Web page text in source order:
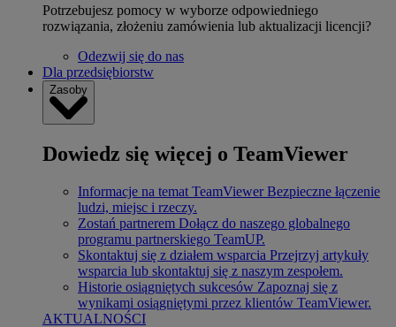
Potrzebujesz pomocy w wyborze odpowiedniego
rozwiązania, złożeniu zamówienia lub aktualizacji licencji?
Odezwij się do nas
Dla przedsiębiorstw
Zasoby
Dowiedz się więcej o TeamViewer
Informacje na temat TeamViewer Bezpieczne łączenie
ludzi, miejsc i rzeczy.
Zostań partnerem Dołącz do naszego globalnego
programu partnerskiego TeamUP.
Skontaktuj się z działem wsparcia Przejrzyj artykuły
wsparcia lub skontaktuj się z naszym zespołem.
Historie osiągniętych sukcesów Zapoznaj się z
wynikami osiągniętymi przez klientów TeamViewer.
AKTUALNOŚCI